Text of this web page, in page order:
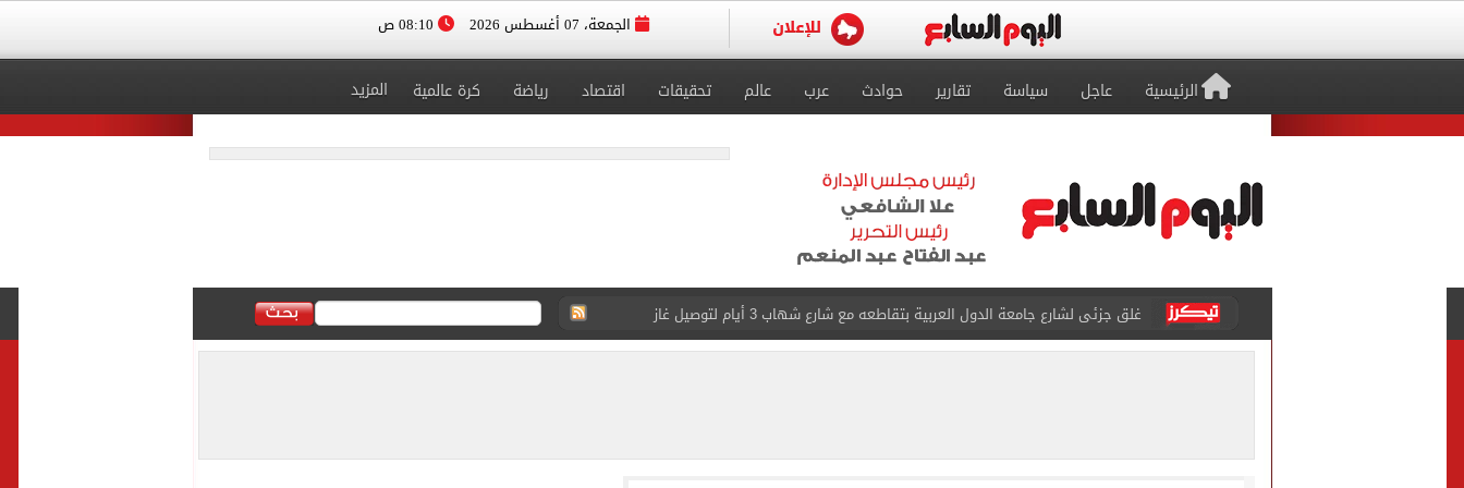
الجمعة، 07 أغسطس 2026
الرئيسية عاجل سياسة تقارير حوادث عرب عالم تحقيقات اقتصاد رياضة كرة عالمية المزيد
غلق جزئى لشارع جامعة الدول العربية بتقاطعه مع شارع شهاب 3 أيام لتوصيل غاز
عمرو دياب يدخل موسوعة جينيس بعد تصدره قائمة بيلبورد عربية لـ68 أسبوعا
أسعار الذهب في مصر تتراجع.. وعيار 21 يسجل هذا الرقم